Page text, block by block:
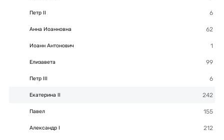
Петр II
Анна Иоанновна
Иоанн Антонович
Елизавета
Петр III
Екатерина II
Павел
Александр I